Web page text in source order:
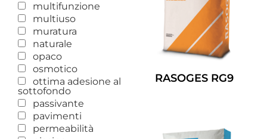
multifunzione
multiuso
muratura
naturale
opaco
osmotico
ottima adesione al
sottofondo
passivante
pavimenti
permeabilità
RASOGES RG9